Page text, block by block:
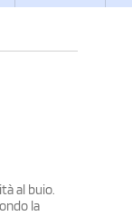
al buio.
la